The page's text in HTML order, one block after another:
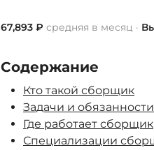
67,893 ₽ средняя в месяц ·
Содержание
Кто такой сборщик
Задачи и
Где работает сборщик
Специализации